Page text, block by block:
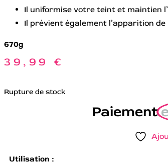
Il uniformise votre teint et maintien
Il prévient également l’apparition
670g
39,99 €
Rupture de stock
Paiement
Utilisation :